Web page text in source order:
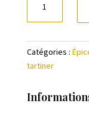
Crème
caramel
-
Citron
Safran
Catégories :
tartiner